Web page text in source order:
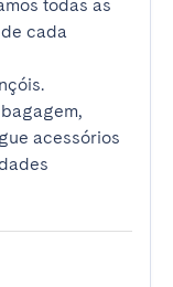
todas as
cada
acessórios